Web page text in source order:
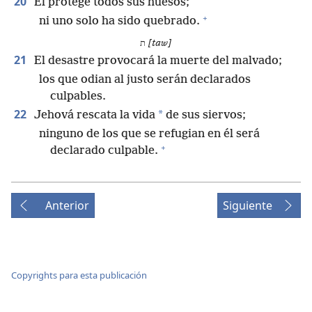
ni uno solo ha sido quebrado. +
[taw]
21
El desastre provocará la muerte del malvado;
los que odian al justo serán declarados
culpables.
22 Jehová rescata la vida * de sus siervos;
ninguno de los que se refugian en él será
declarado culpable. +
Anterior Siguiente
Copyrights para esta publicación